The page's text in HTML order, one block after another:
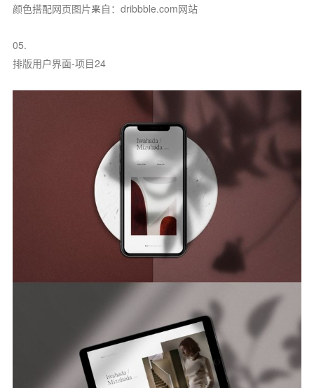
颜色搭配网页图片来自：dribbble.com网站
05.
排版用户界面-项目24